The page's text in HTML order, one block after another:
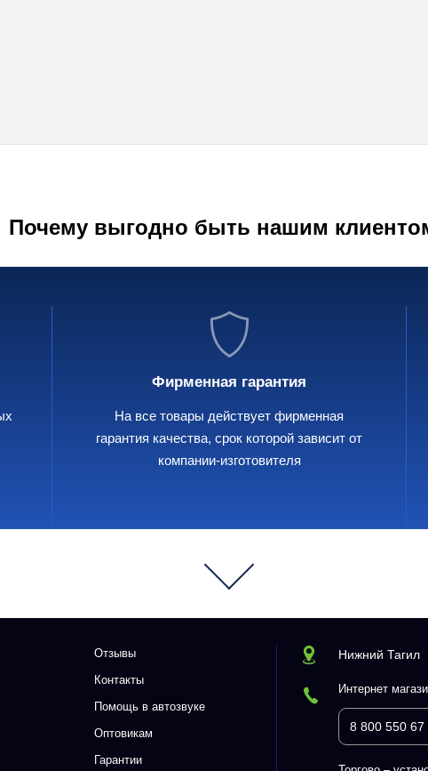
Почему выгодно быть нашим
Фирменная гарантия
На все товары действует фирменная
гарантия качества, срок которой зависит от
компании-изготовителя
Отзывы
Контакты
Помощь в автозвуке
Оптовикам
Гарантии
Нижний Тагил
Интернет
8 800 550 67